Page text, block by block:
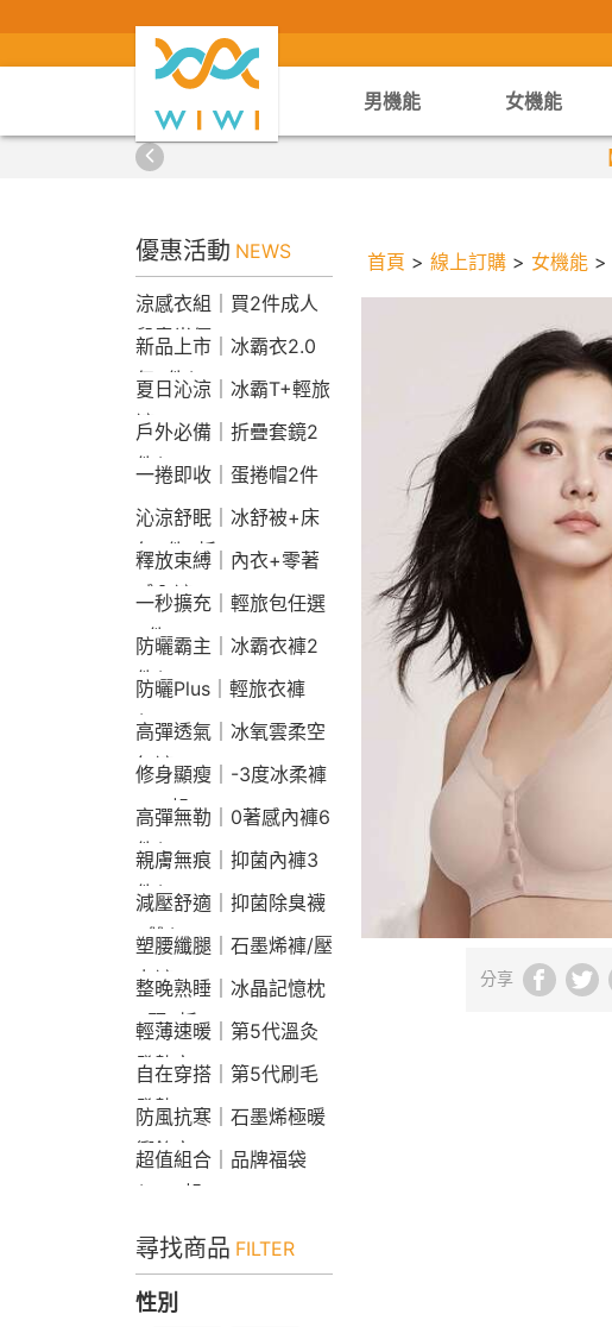
男機能 女機能
優惠活動 NEWS
涼感衣組｜買2件成人
兒童半價
新品上市｜冰霸衣2.0
任2件$2290
夏日沁涼｜冰霸T+輕旅
褲
戶外必備｜折疊套鏡2
件$1790
一捲即收｜蛋捲帽2件
1790
沁涼舒眠｜冰舒被+床
包2件9折
釋放束縛｜內衣+零著
感內褲
一秒擴充｜輕旅包任選
2件2190
防曬霸主｜冰霸衣褲2
件$1790
防曬Plus｜輕旅衣褲
$2190
高彈透氣｜冰氧雲柔空
氣褲
修身顯瘦｜-3度冰柔褲
790起
高彈無勒｜0著感內褲6
件$1290
親膚無痕｜抑菌內褲3
件$790
減壓舒適｜抑菌除臭襪
3雙$660
塑腰纖腿｜石墨烯褲/壓
力褲
整晚熟睡｜冰晶記憶枕
2顆9折
輕薄速暖｜第5代溫灸
發熱衣
自在穿搭｜第5代刷毛
發熱Bra T
防風抗寒｜石墨烯極暖
衝鋒衣
超值組合｜品牌福袋
$599起
尋找商品 FILTER
性別
首頁 > 線上訂購 > 女機能 >
分享